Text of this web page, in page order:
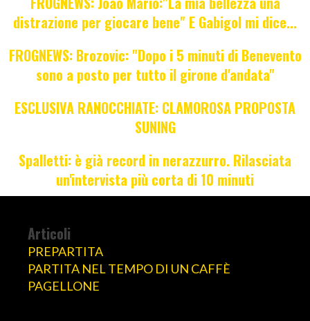
distrazione per giocare bene" E Gabigol mi dice...
FROGNEWS: Brozovic: "Dopo i 5 minuti di Benevento
sono a posto per tutto il girone d'andata"
ESCLUSIVA RANOCCHIATE: CLAMOROSA PROPOSTA
SUNING
Spalletti: è già record in nerazzurro. Rilasciata
un'intervista più corta di 10 minuti
Articoli
PREPARTITA
PARTITA NEL TEMPO DI UN CAFFÈ
PAGELLONE